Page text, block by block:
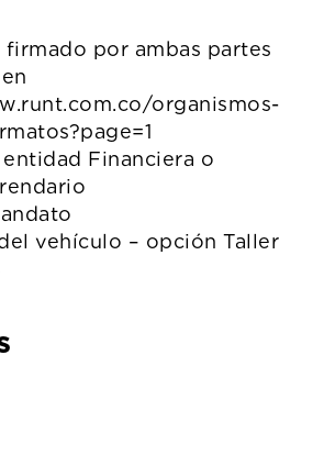
por ambas partes
organismos-
Financiera o
vehículo – opción Taller